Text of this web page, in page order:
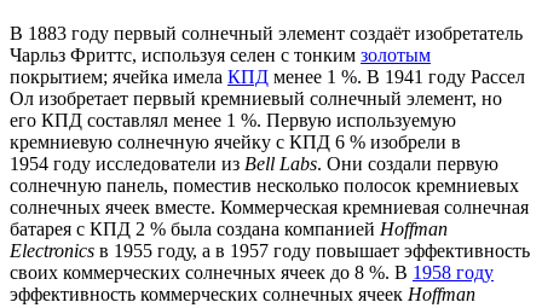
В 1883 году первый солнечный элемент создаёт изобретатель
Чарльз Фриттс, используя селен с тонким золотым
покрытием; ячейка имела КПД менее 1 %. В 1941 году Рассел
Ол изобретает первый кремниевый солнечный элемент, но
его КПД составлял менее 1 %. Первую используемую
кремниевую солнечную ячейку с КПД 6 % изобрели в
1954 году исследователи из Bell Labs. Они создали первую
солнечную панель, поместив несколько полосок кремниевых
солнечных ячеек вместе. Коммерческая кремниевая солнечная
батарея с КПД 2 % была создана компанией Hoffman
Electronics в 1955 году, а в 1957 году повышает эффективность
своих коммерческих солнечных ячеек до 8 %. В 1958 году
эффективность коммерческих солнечных ячеек Hoffman